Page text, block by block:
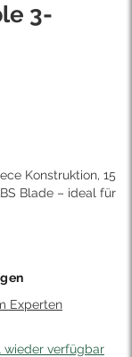
3-
Konstruktion, 15
Blade – ideal für
Experten
wieder verfügbar